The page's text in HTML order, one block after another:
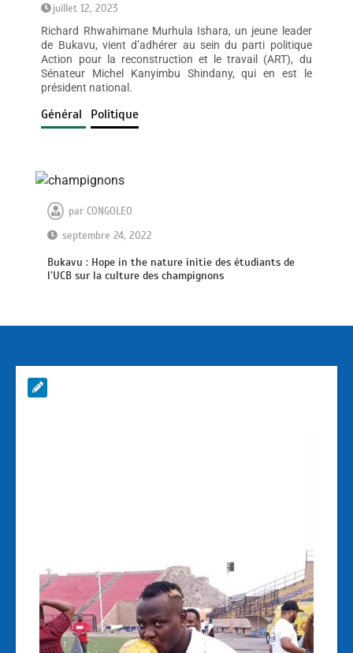
juillet 12, 2023
Richard Rhwahimane Murhula Ishara, un jeune leader
de Bukavu, vient d’adhérer au sein du parti politique
Action pour la reconstruction et le travail (ART), du
Sénateur Michel Kanyimbu Shindany, qui en est le
président national.
Général Politique
parCONGOLEO
septembre 24, 2022
Bukavu : Hope in the nature initie des étudiants de
l’UCB sur la culture des champignons